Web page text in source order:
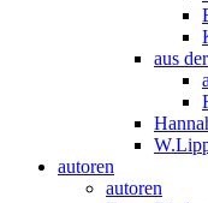
aus
autoren
autoren